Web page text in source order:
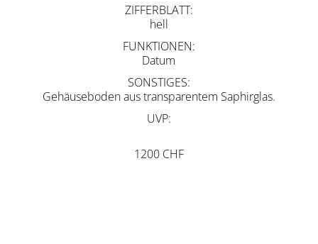
ZIFFERBLATT
hell
FUNKTIONEN
Datum
SONSTIGES
Gehäuseboden aus transparentem Saphirglas.
UVP
1200 CHF